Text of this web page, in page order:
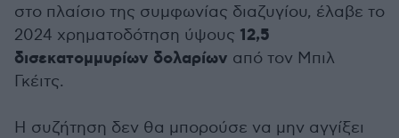
στο πλαίσιο της συμφωνίας διαζυγίου, έλαβε το
2024 χρηματοδότηση ύψους 12,5
δισεκατομμυρίων δολαρίων από τον Μπιλ
Γκέιτς.
Η συζήτηση δεν θα μπορούσε να μην αγγίξει